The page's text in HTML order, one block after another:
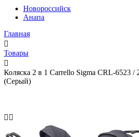
Новороссийск
Анапа
Главная
Товары
Коляска 2 в 1 Carrello Sigma CRL-6523 /
(Серый)